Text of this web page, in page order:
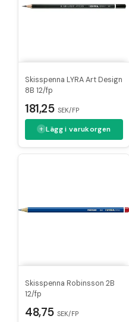
Skisspenna LYRA Art Design
8B 12/fp
181,25 SEK/FP
Lägg i varukorgen
Skisspenna Robinsson 2B
12/fp
48,75 SEK/FP